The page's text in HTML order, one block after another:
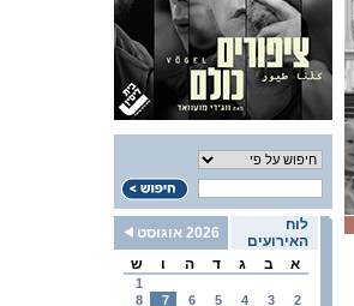
לוח
האירועים
2026 אוגוסט
א
ב ג ד ה ו ש
1
2
3
4
5
6
7
8